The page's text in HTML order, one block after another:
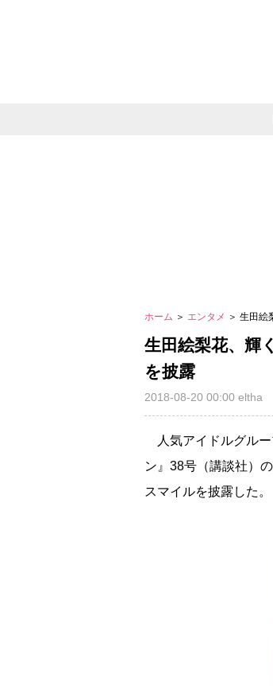
ホーム ＞ エンタメ ＞ 生田
生田絵梨花、輝
を披露
2018-08-20 00:00 eltha
人気アイドルグルー
ン』38号（講談社）
スマイルを披露した。